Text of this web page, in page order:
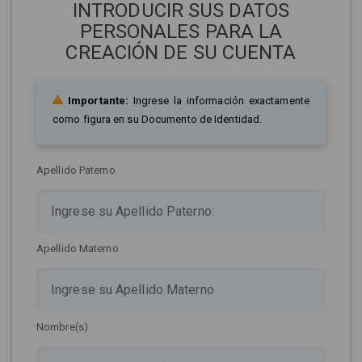
INTRODUCIR SUS DATOS
PERSONALES PARA LA
CREACIÓN DE SU CUENTA
Importante: Ingrese la información exactamente
como figura en su Documento de Identidad.
Apellido Paterno
Apellido Materno
Nombre(s)